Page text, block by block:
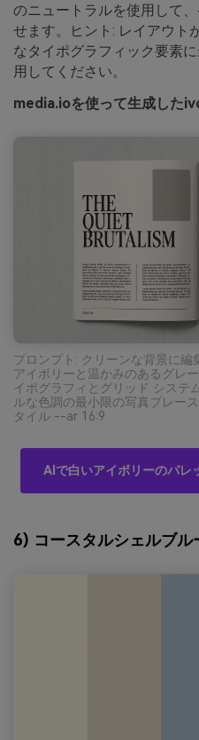
のニュートラルを使用して
せます。ヒント: レイアウト
なタイポグラフィック要素
用してください。
media.ioを使って生成した
プロンプト: クリーンな背景に編
アイボリーと温かみのあるグレ
イポグラフィとグリッド システ
ルな色調の最小限の写真プレー
タイル --ar 16:9
AIで白いアイボリーのパレ
6) コースタルシェルブル